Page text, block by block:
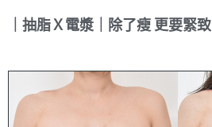
｜抽脂Ｘ電漿｜除了瘦 更要緊致